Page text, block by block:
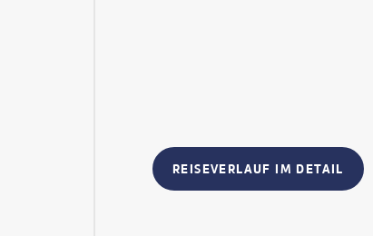
REISEVERLAUF IM DETAIL